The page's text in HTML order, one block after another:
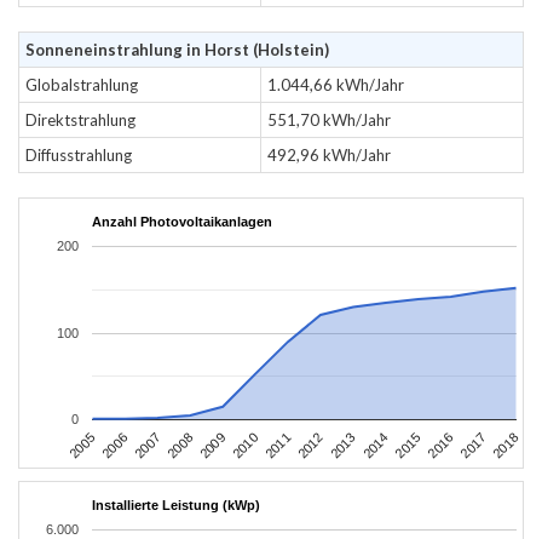
Sonneneinstrahlung in Horst (Holstein)
Globalstrahlung
1.044,66 kWh/Jahr
Direktstrahlung
551,70 kWh/Jahr
Diffusstrahlung
492,96 kWh/Jahr
Anzahl Photovoltaikanlagen
2005 2006 2007 2008 2009 2010 2011 2012 2013 2014 2015 2016 2017 2018
0
100
200
Installierte Leistung (kWp)
6.000